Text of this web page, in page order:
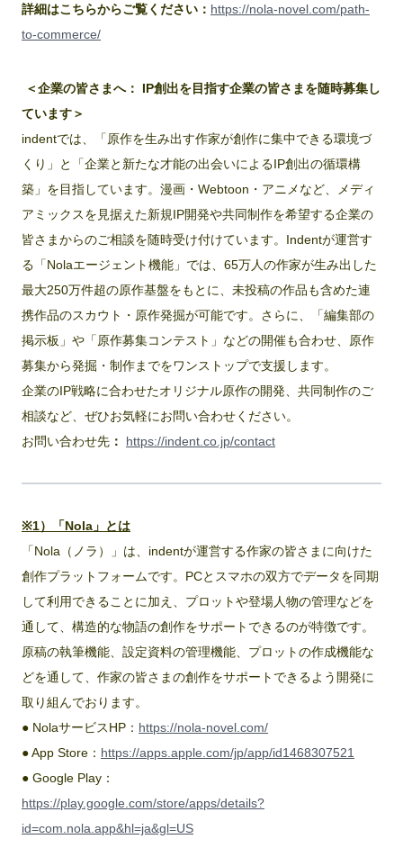
詳細はこちらからご覧ください： https://nola-novel.com/path-
to-commerce/
＜企業の皆さまへ： IP創出を目指す企業の皆さまを随時募集し
ています＞
indentでは、「原作を生み出す作家が創作に集中できる環境づ
くり」と「企業と新たな才能の出会いによるIP創出の循環構
築」を目指しています。漫画・Webtoon・アニメなど、メディ
アミックスを見据えた新規IP開発や共同制作を希望する企業の
皆さまからのご相談を随時受け付けています。Indentが運営す
る「Nolaエージェント機能」では、65万人の作家が生み出した
最大250万件超の原作基盤をもとに、未投稿の作品も含めた連
携作品のスカウト・原作発掘が可能です。さらに、「編集部の
掲示板」や「原作募集コンテスト」などの開催も合わせ、原作
募集から発掘・制作までをワンストップで支援します。
企業のIP戦略に合わせたオリジナル原作の開発、共同制作のご
相談など、ぜひお気軽にお問い合わせください。
お問い合わせ先 ： https://indent.co.jp/contact
※1）「Nola」とは
「Nola（ノラ）」は、indentが運営する作家の皆さまに向けた
創作プラットフォームです。PCとスマホの双方でデータを同期
して利用できることに加え、プロットや登場人物の管理などを
通して、構造的な物語の創作をサポートできるのが特徴です。
原稿の執筆機能、設定資料の管理機能、プロットの作成機能な
どを通して、作家の皆さまの創作をサポートできるよう開発に
取り組んでおります。
● NolaサービスHP： https://nola-novel.com/
● App Store： https://apps.apple.com/jp/app/id1468307521
● Google Play：
https://play.google.com/store/apps/details?
id=com.nola.app&hl=ja&gl=US